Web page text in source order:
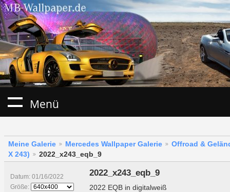
Menü
Meine Galerie Mercedes Wallpaper Galerie
Offroad &
X 243)
2022_x243_eqb_9
Datum: 01/16/2022
Größe:
2022_x243_eqb_9
2022 EQB in digitalweiß